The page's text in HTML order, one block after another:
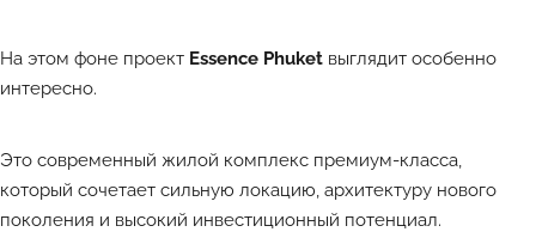
На этом фоне проект Essence Phuket выглядит особенно
интересно.
Это современный жилой комплекс премиум-класса,
который сочетает сильную локацию, архитектуру нового
поколения и высокий инвестиционный потенциал.